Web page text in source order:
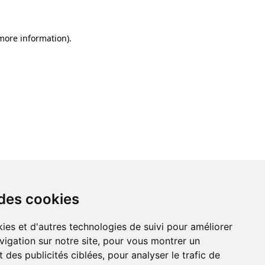
cookies
et d'autres technologies de suivi pour améliorer
sur notre site, pour vous montrer un
des publicités ciblées, pour analyser le trafic de
information).